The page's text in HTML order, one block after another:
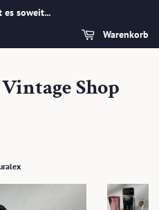
es soweit...
Warenkorb
Shop